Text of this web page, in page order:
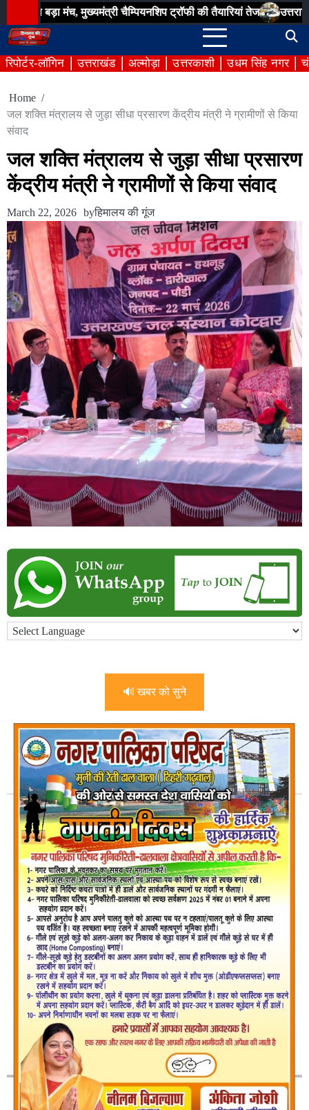
to
content
मंच, मुख्यमंत्री चैम्पियनशिप ट्रॉफी की तैयारियां तेज उत्तराखण्ड राज्य
रिपोर्टर-लॉगिन उत्तराखंड अल्मोड़ा उत्तरकाशी उधम सिंह नगर
Home
जल शक्ति मंत्रालय से जुड़ा सीधा प्रसारण केंद्रीय मंत्री ने ग्रामीणों से किया
संवाद
जल शक्ति मंत्रालय से जुड़ा सीधा प्रसारण
केंद्रीय मंत्री ने ग्रामीणों से किया संवाद
March 22, 2026 byहिमालय की गूंज
🔊 खबर को सुने